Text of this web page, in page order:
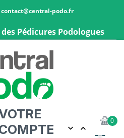
contact@central-podo.fr
Pédicures Podologues
 
0